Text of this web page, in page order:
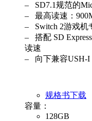
– SD7.1规范的
– 最高读速：
– Switch 2游戏机
– 搭配 SD
读速
– 向下兼容USH-I
规格书下载
容量：
128GB